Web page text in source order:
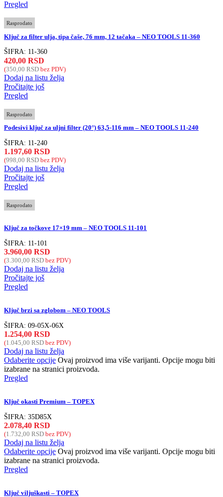
Pregled
Rasprodato
Ključ za filter ulja, tipa čaše, 76 mm, 12 tačaka – NEO TOOLS 11-360
ŠIFRA: 11-360
420,00 RSD
(350,00 RSD bez PDV)
Dodaj na listu želja
Pročitajte još
Pregled
Rasprodato
Podesivi ključ za uljni filter (20°) 63,5-116 mm – NEO TOOLS 11-240
ŠIFRA: 11-240
1.197,60 RSD
(998,00 RSD bez PDV)
Dodaj na listu želja
Pročitajte još
Pregled
Rasprodato
Ključ za točkove 17×19 mm – NEO TOOLS 11-101
ŠIFRA: 11-101
3.960,00 RSD
(3.300,00 RSD bez PDV)
Dodaj na listu želja
Pročitajte još
Pregled
Ključ brzi sa zglobom – NEO TOOLS
ŠIFRA: 09-05X-06X
1.254,00 RSD
(1.045,00 RSD bez PDV)
Dodaj na listu želja
Odaberite opcije Ovaj proizvod ima više varijanti. Opcije mogu biti
izabrane na stranici proizvoda.
Pregled
Ključ okasti Premium – TOPEX
ŠIFRA: 35D85X
2.078,40 RSD
(1.732,00 RSD bez PDV)
Dodaj na listu želja
Odaberite opcije Ovaj proizvod ima više varijanti. Opcije mogu biti
izabrane na stranici proizvoda.
Pregled
Ključ viljuškasti – TOPEX